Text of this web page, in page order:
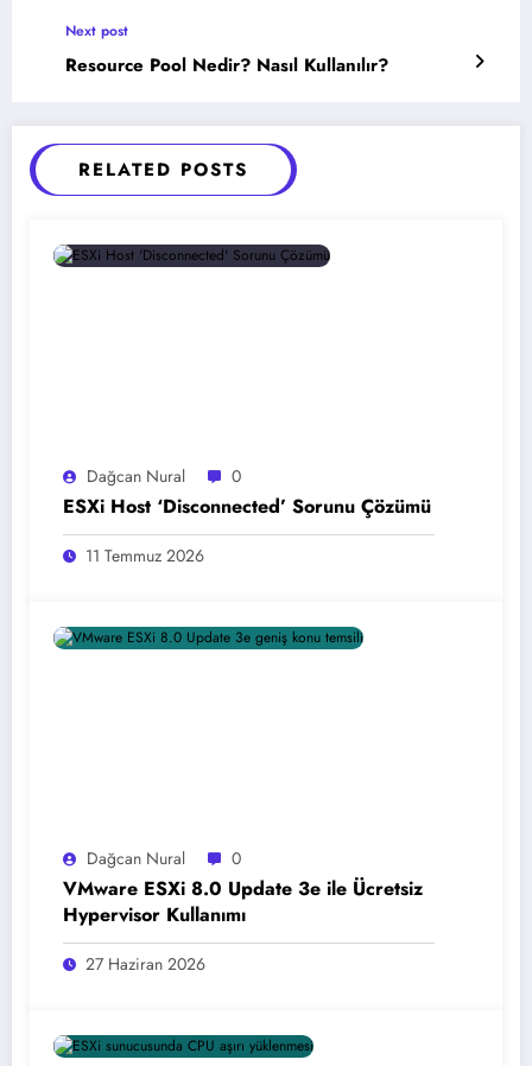
Next post
Resource Pool Nedir? Nasıl Kullanılır?
RELATED POSTS
Dağcan Nural 0
ESXi Host ‘Disconnected’ Sorunu Çözümü
11 Temmuz 2026
Dağcan Nural 0
VMware ESXi 8.0 Update 3e ile Ücretsiz
Hypervisor Kullanımı
27 Haziran 2026